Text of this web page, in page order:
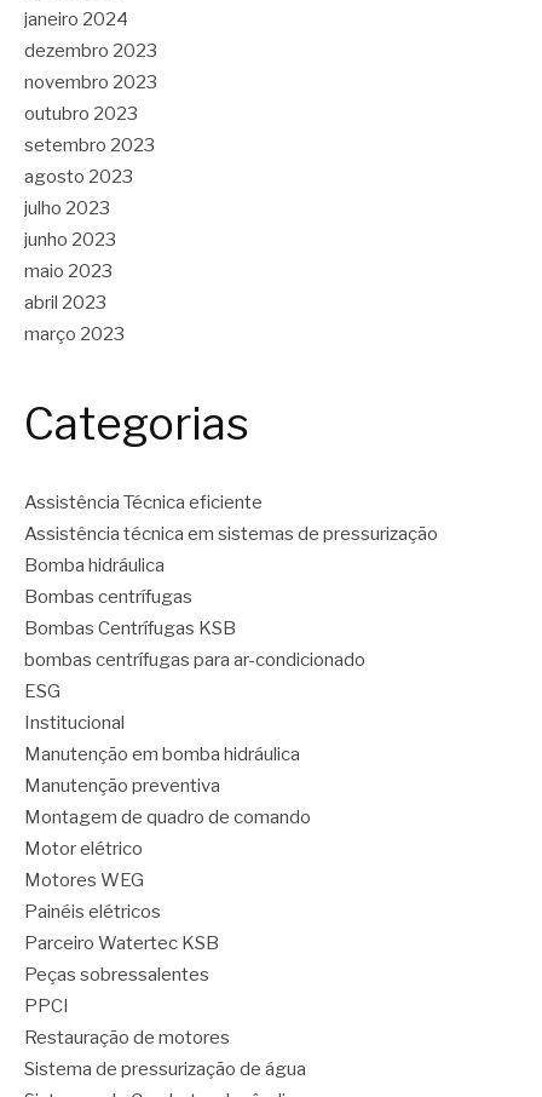
janeiro 2024
dezembro 2023
novembro 2023
outubro 2023
setembro 2023
agosto 2023
julho 2023
junho 2023
maio 2023
abril 2023
março 2023
Categorias
Assistência Técnica eficiente
Assistência técnica em sistemas de pressurização
Bomba hidráulica
Bombas centrífugas
Bombas Centrífugas KSB
bombas centrífugas para ar-condicionado
ESG
Institucional
Manutenção em bomba hidráulica
Manutenção preventiva
Montagem de quadro de comando
Motor elétrico
Motores WEG
Painéis elétricos
Parceiro Watertec KSB
Peças sobressalentes
PPCI
Restauração de motores
Sistema de pressurização de água